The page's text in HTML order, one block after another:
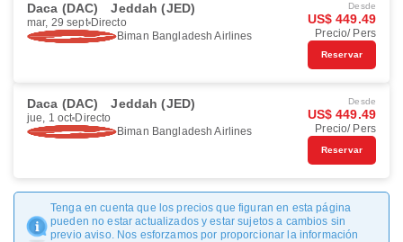
Daca (DAC) Jeddah (JED)
mar, 29 sept Directo
Biman Bangladesh Airlines
Desde
US$ 449.49
Precio/ Pers
Reservar
Daca (DAC) Jeddah (JED)
jue, 1 oct Directo
Biman Bangladesh Airlines
Desde
US$ 449.49
Precio/ Pers
Reservar
Tenga en cuenta que los precios que figuran en esta página
pueden no estar actualizados y estar sujetos a cambios sin
previo aviso. Nos esforzamos por proporcionar la información